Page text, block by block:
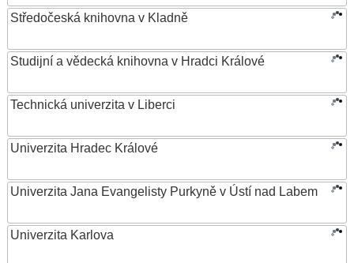
Středočeská knihovna v Kladně
Studijní a vědecká knihovna v Hradci Králové
Technická univerzita v Liberci
Univerzita Hradec Králové
Univerzita Jana Evangelisty Purkyně v Ústí nad Labem
Univerzita Karlova